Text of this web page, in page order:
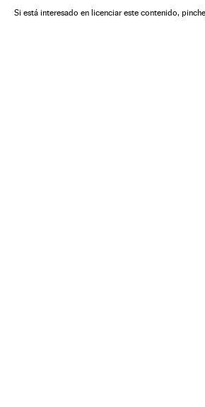
Si está interesado en licenciar este contenido, pinche